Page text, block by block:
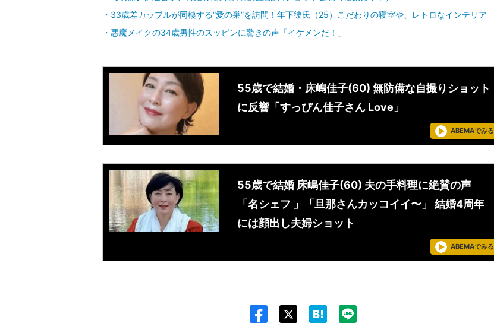
33歳差カップルが同棲する“愛の巣”を訪問！年下彼氏（25）こだわりの寝室や、レトロなインテリア
悪魔メイクの34歳男性のスッピンに驚きの声「イケメンだ！」
55歳で結婚・床嶋佳子(60) 無防備な自撮りショット
に反響「すっぴん佳子さん Love」
ABEMAでみる
55歳で結婚 床嶋佳子(60) 夫の手料理に絶賛の声
「名シェフ 」「旦那さんカッコイイ〜」 結婚4周年
には顔出し夫婦ショット
ABEMAでみる